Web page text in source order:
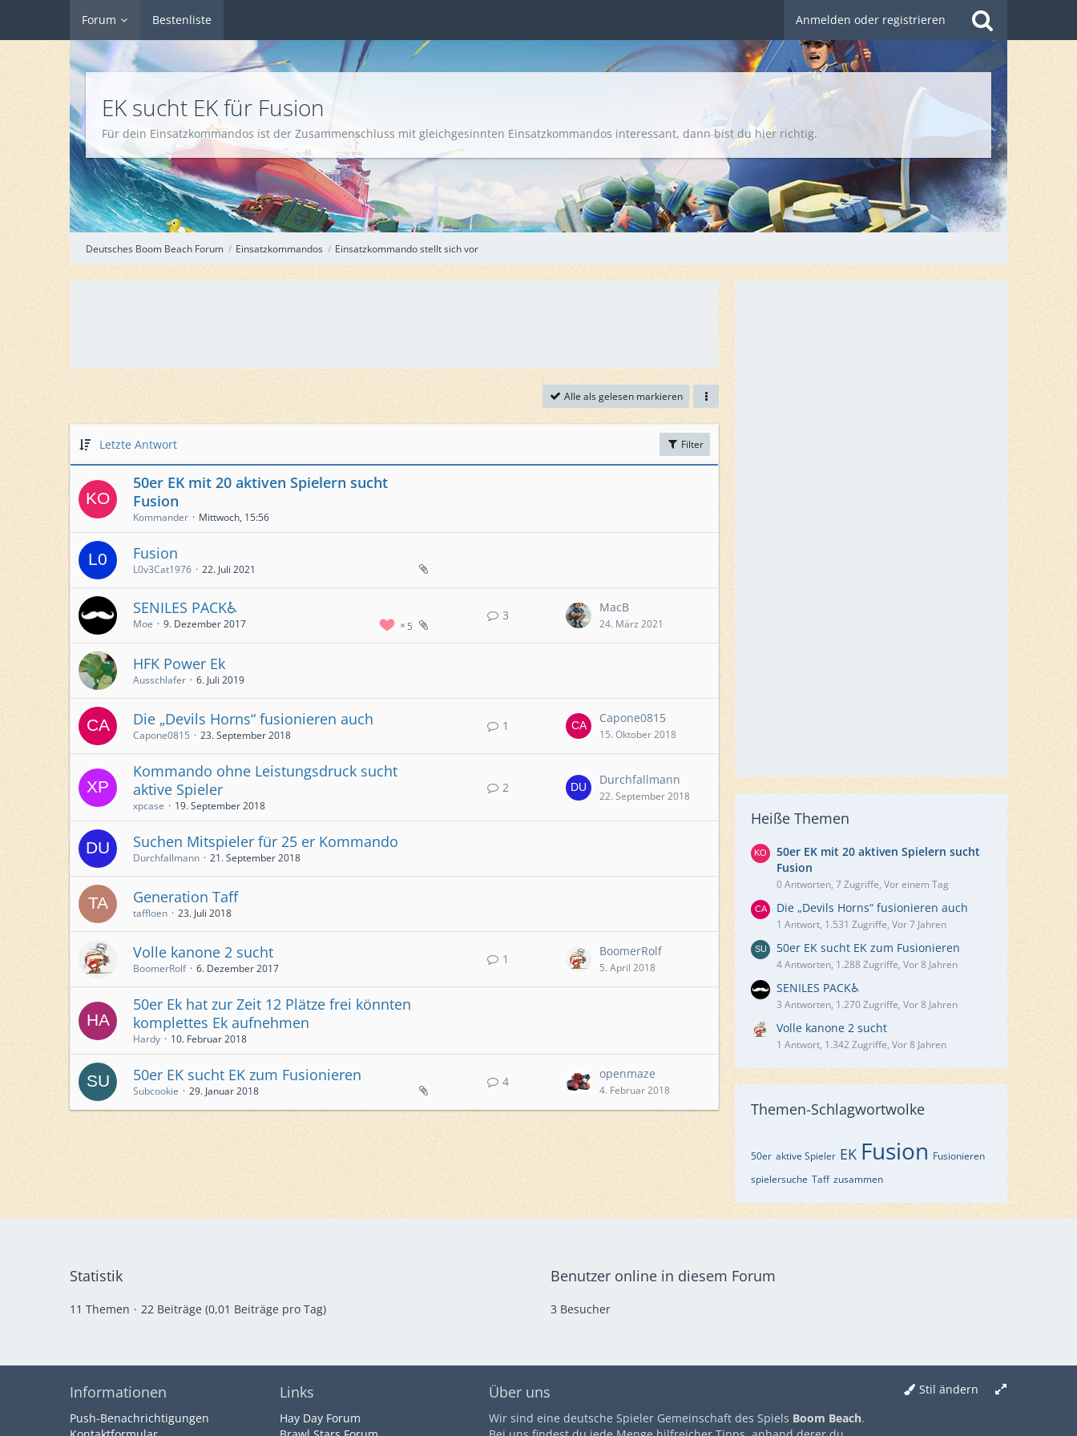
Forum Bestenliste Anmelden oder registrieren
Deutsches Boom Beach Forum Einsatzkommandos Einsatzkommando stellt sich vor
EK sucht EK für Fusion
Für dein Einsatzkommandos ist der Zusammenschluss mit gleichgesinnten Einsatzkommandos interessant, dann bist du hier richtig.
Alle als gelesen markieren
Letzte Antwort Filter
50er EK mit 20 aktiven Spielern sucht
Fusion
Kommander Mittwoch, 15:56
Fusion
L0v3Cat1976 22. Juli 2021
SENILES PACK♿️
5
Moe 9. Dezember 2017
3
MacB
24. März 2021
HFK Power Ek
Ausschlafer 6. Juli 2019
Die „Devils Horns“ fusionieren auch
Capone0815 23. September 2018
1
Capone0815
15. Oktober 2018
Kommando ohne Leistungsdruck sucht
aktive Spieler
xpcase 19. September 2018
2
Durchfallmann
22. September 2018
Suchen Mitspieler für 25 er Kommando
Durchfallmann 21. September 2018
Generation Taff
taffloen 23. Juli 2018
Volle kanone 2 sucht
BoomerRolf 6. Dezember 2017
1
BoomerRolf
5. April 2018
50er Ek hat zur Zeit 12 Plätze frei könnten
komplettes Ek aufnehmen
Hardy 10. Februar 2018
50er EK sucht EK zum Fusionieren
Subcookie 29. Januar 2018
4
openmaze
4. Februar 2018
Heiße Themen
50er EK mit 20 aktiven Spielern sucht
Fusion
0 Antworten, 7 Zugriffe, Vor einem Tag
Die „Devils Horns“ fusionieren auch
1 Antwort, 1.531 Zugriffe, Vor 7 Jahren
50er EK sucht EK zum Fusionieren
4 Antworten, 1.288 Zugriffe, Vor 8 Jahren
SENILES PACK♿️
3 Antworten, 1.270 Zugriffe, Vor 8 Jahren
Volle kanone 2 sucht
1 Antwort, 1.342 Zugriffe, Vor 8 Jahren
Themen-Schlagwortwolke
50er aktive Spieler EK Fusion Fusionieren
spielersuche Taff zusammen
Statistik
11 Themen 22 Beiträge (0,01 Beiträge pro Tag)
Benutzer online in diesem Forum
3 Besucher
Stil ändern
Informationen
Push-Benachrichtigungen
Links
Hay Day Forum
Über uns
Wir sind eine deutsche Spieler Gemeinschaft des Spiels Boom Beach.